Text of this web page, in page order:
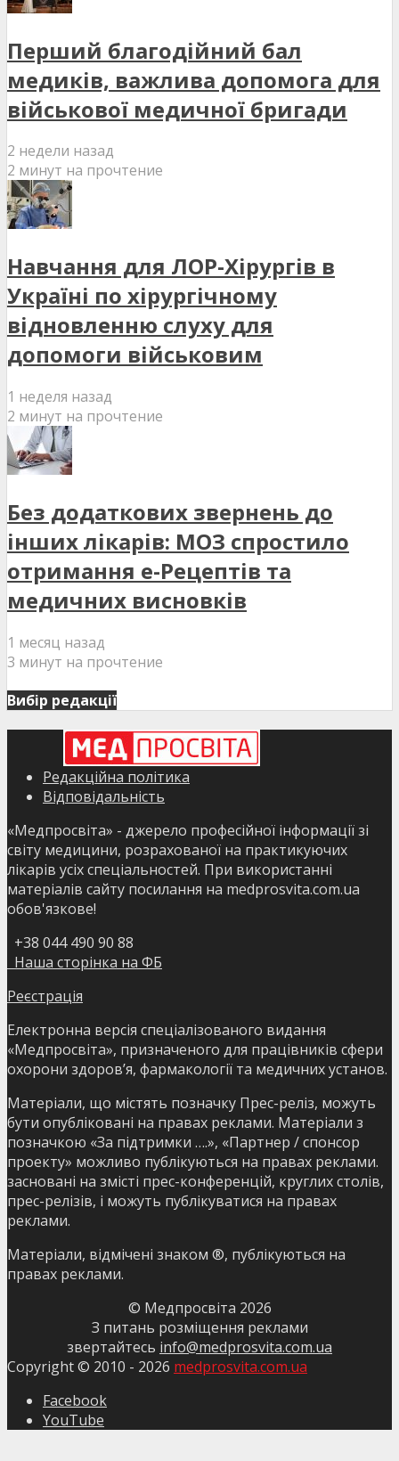
Перший благодійний бал
медиків, важлива допомога для
військової медичної бригади
2 недели назад
2 минут на прочтение
Навчання для ЛОР-Хірургів в
Україні по хірургічному
відновленню слуху для
допомоги військовим
1 неделя назад
2 минут на прочтение
Без додаткових звернень до
інших лікарів: МОЗ спростило
отримання е-Рецептів та
медичних висновків
1 месяц назад
3 минут на прочтение
Вибір редакції
Редакційна політика
Відповідальність
«Медпросвіта» - джерело професійної інформації зі
світу медицини, розрахованої на практикуючих
лікарів усіх спеціальностей. При використанні
матеріалів сайту посилання на medprosvita.com.ua
обов'язкове!
+38 044 490 90 88
Наша сторінка на ФБ
Реєстрація
Електронна версія спеціалізованого видання
«Медпросвіта», призначеного для працівників сфери
охорони здоров’я, фармакології та медичних установ.
Матеріали, що містять позначку Прес-реліз, можуть
бути опубліковані на правах реклами. Матеріали з
позначкою «За підтримки ….», «Партнер / спонсор
проекту» можливо публікуються на правах реклами.
засновані на змісті прес-конференцій, круглих столів,
прес-релізів, і можуть публікуватися на правах
реклами.
Матеріали, відмічені знаком ®, публікуються на
правах реклами.
© Медпросвіта 2026
З питань розміщення реклами
звертайтесь info@medprosvita.com.ua
Copyright © 2010 - 2026 medprosvita.com.ua
Facebook
YouTube